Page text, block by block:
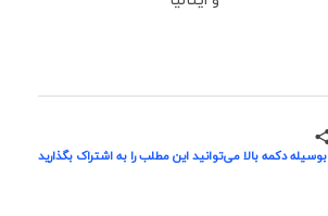
بوسیله دکمه بالا می‌توانید این مطلب را به اشتراک بگذارید